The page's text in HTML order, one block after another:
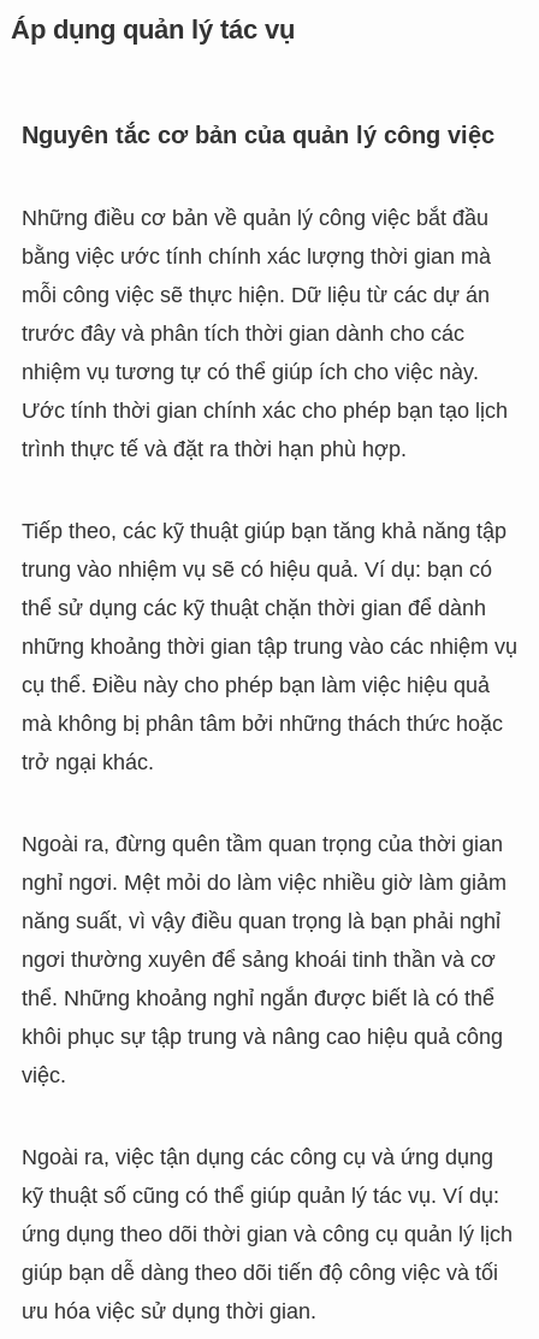
Áp dụng quản lý tác vụ
Nguyên tắc cơ bản của quản lý công việc
Những điều cơ bản về quản lý công việc bắt đầu
bằng việc ước tính chính xác lượng thời gian mà
mỗi công việc sẽ thực hiện. Dữ liệu từ các dự án
trước đây và phân tích thời gian dành cho các
nhiệm vụ tương tự có thể giúp ích cho việc này.
Ước tính thời gian chính xác cho phép bạn tạo lịch
trình thực tế và đặt ra thời hạn phù hợp.
Tiếp theo, các kỹ thuật giúp bạn tăng khả năng tập
trung vào nhiệm vụ sẽ có hiệu quả. Ví dụ: bạn có
thể sử dụng các kỹ thuật chặn thời gian để dành
những khoảng thời gian tập trung vào các nhiệm vụ
cụ thể. Điều này cho phép bạn làm việc hiệu quả
mà không bị phân tâm bởi những thách thức hoặc
trở ngại khác.
Ngoài ra, đừng quên tầm quan trọng của thời gian
nghỉ ngơi. Mệt mỏi do làm việc nhiều giờ làm giảm
năng suất, vì vậy điều quan trọng là bạn phải nghỉ
ngơi thường xuyên để sảng khoái tinh thần và cơ
thể. Những khoảng nghỉ ngắn được biết là có thể
khôi phục sự tập trung và nâng cao hiệu quả công
việc.
Ngoài ra, việc tận dụng các công cụ và ứng dụng
kỹ thuật số cũng có thể giúp quản lý tác vụ. Ví dụ:
ứng dụng theo dõi thời gian và công cụ quản lý lịch
giúp bạn dễ dàng theo dõi tiến độ công việc và tối
ưu hóa việc sử dụng thời gian.